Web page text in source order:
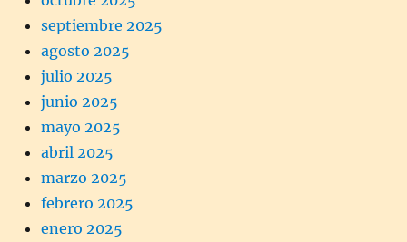
septiembre 2025
agosto 2025
julio 2025
junio 2025
mayo 2025
abril 2025
marzo 2025
febrero 2025
enero 2025